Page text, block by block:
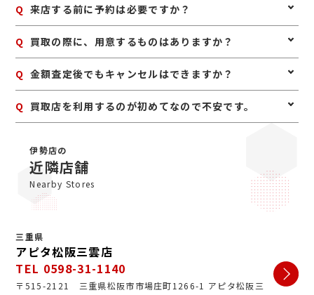
A はい、古いデザインでも宝石や素材に価値があれば査定
Q 来店する前に予約は必要ですか？
A 予約は必要ありませんのでいつでもお越しいただけます
すとスムーズにご案内できます。
Q 買取の際に、用意するものはありますか？
A はい。身分証明書(運転免許証、マイナンバーカード、
Q 金額査定後でもキャンセルはできますか？
A お値段にご満足いただけない場合は、もちろんキャンセ
Q 買取店を利用するのが初めてなので不安です。
がとうございます。ジュエルカフェは女性スタッフが中
心で、丁寧な接客・明るいお店・手数料完全無料の手軽
さで多くのお客様にご利用いただいています。ぜひ安心
してお越しくださいませ。
伊勢店の
近隣店舗
Nearby Stores
三重県
アピタ松阪三雲店
TEL 0598-31-1140
〒515-2121 三重県松阪市市場庄町1266-1 アピタ松阪三